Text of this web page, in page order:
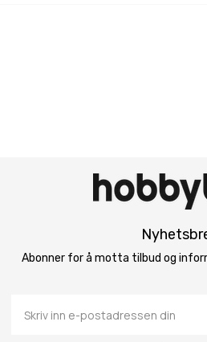
Abonner for å motta tilbud og